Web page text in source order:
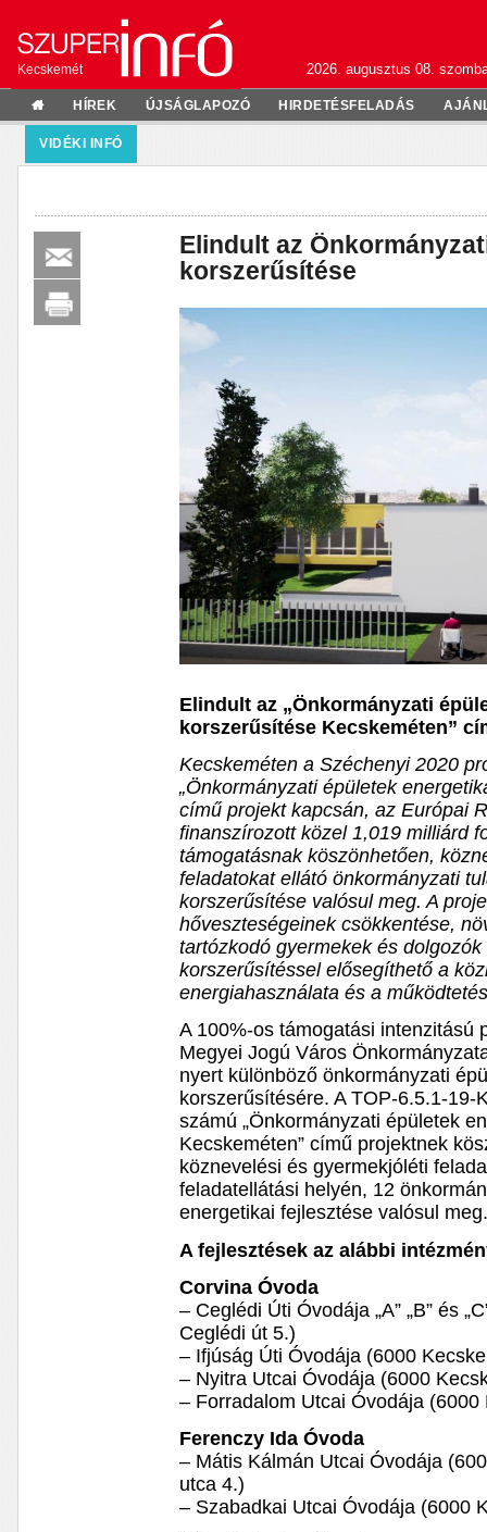
Kecskemét 2026. augusztus 08.
HÍREK ÚJSÁGLAPOZÓ HIRDETÉSFELADÁS
VIDÉKI INFÓ
Elindult az
korszerűsítése
Elindult az „Önkormányzati
korszerűsítése Kecskeméten”
Kecskeméten a Széchenyi 2020
„Önkormányzati épületek
című projekt kapcsán, az Európai
finanszírozott közel 1,019 milliárd
támogatásnak köszönhetően,
feladatokat ellátó önkormányzati
korszerűsítése valósul meg. A
hőveszteségeinek csökkentése,
tartózkodó gyermekek és
korszerűsítéssel elősegíthető a
energiahasználata és a
A 100%-os támogatási intenzitású
Megyei Jogú Város
nyert különböző önkormányzati
korszerűsítésére. A TOP-6.5.1-
számú „Önkormányzati épületek
Kecskeméten” című projektnek
köznevelési és gyermekjóléti
feladatellátási helyén, 12
energetikai fejlesztése valósul
A fejlesztések az alábbi
Corvina Óvoda
– Ceglédi Úti Óvodája „A” „B” és
Ceglédi út 5.)
– Ifjúság Úti Óvodája (6000
– Nyitra Utcai Óvodája (6000
– Forradalom Utcai Óvodája
Ferenczy Ida Óvoda
– Mátis Kálmán Utcai Óvodája
utca 4.)
– Szabadkai Utcai Óvodája (6000